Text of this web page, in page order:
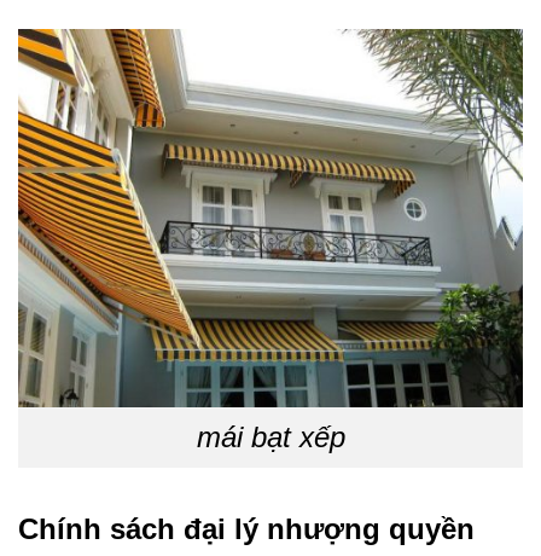
mái bạt xếp
Chính sách đại lý nhượng quyền